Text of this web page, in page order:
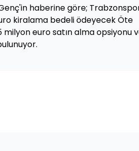
haberine göre;
kiralama bedeli ödeyecek Öte
euro satın alma opsiyonu